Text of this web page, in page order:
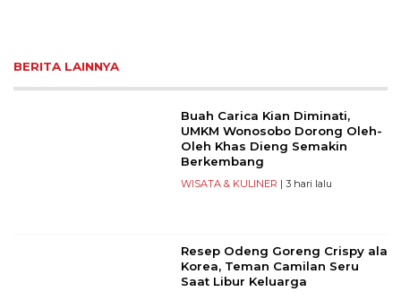
BERITA LAINNYA
Buah Carica Kian Diminati,
UMKM Wonosobo Dorong Oleh-
Oleh Khas Dieng Semakin
Berkembang
WISATA & KULINER | 3 hari lalu
Resep Odeng Goreng Crispy ala
Korea, Teman Camilan Seru
Saat Libur Keluarga